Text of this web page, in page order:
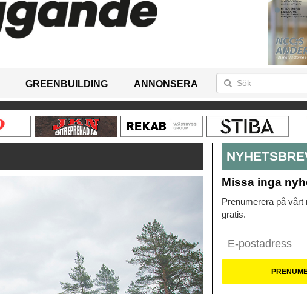
GREENBUILDING ANNONSERA
Missa inga
Prenumerera på vårt
gratis.